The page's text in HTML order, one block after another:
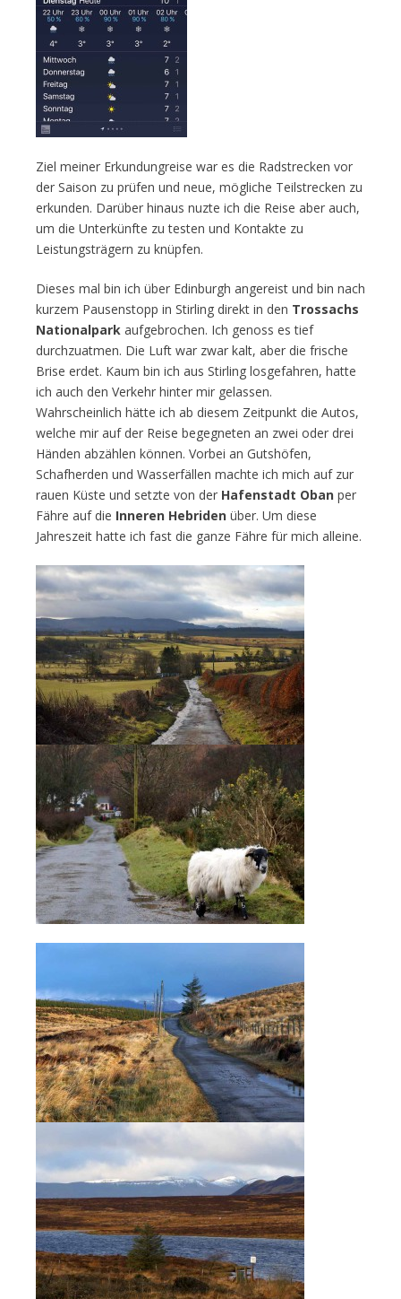
Ziel meiner Erkundungreise war es die Radstrecken vor
der Saison zu prüfen und neue, mögliche Teilstrecken zu
erkunden. Darüber hinaus nuzte ich die Reise aber auch,
um die Unterkünfte zu testen und Kontakte zu
Leistungsträgern zu knüpfen.
Dieses mal bin ich über Edinburgh angereist und bin nach
kurzem Pausenstopp in Stirling direkt in den Trossachs
Nationalpark aufgebrochen. Ich genoss es tief
durchzuatmen. Die Luft war zwar kalt, aber die frische
Brise erdet. Kaum bin ich aus Stirling losgefahren, hatte
ich auch den Verkehr hinter mir gelassen.
Wahrscheinlich hätte ich ab diesem Zeitpunkt die Autos,
welche mir auf der Reise begegneten an zwei oder drei
Händen abzählen können. Vorbei an Gutshöfen,
Schafherden und Wasserfällen machte ich mich auf zur
rauen Küste und setzte von der Hafenstadt Oban per
Fähre auf die Inneren Hebriden über. Um diese
Jahreszeit hatte ich fast die ganze Fähre für mich alleine.